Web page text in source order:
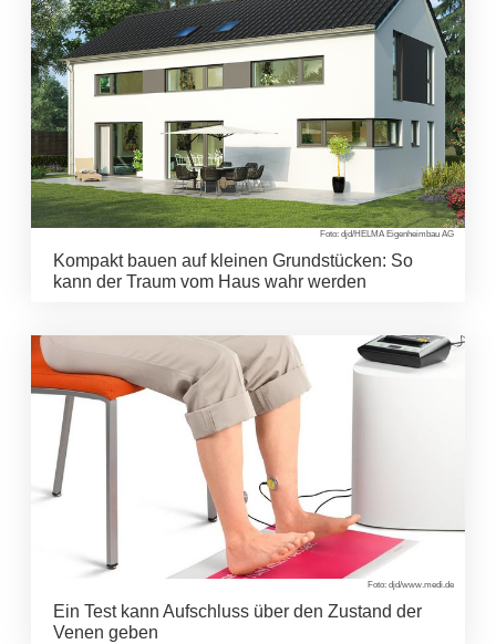
Foto: djd/HELMA Eigenheimbau AG
Kompakt bauen auf kleinen Grundstücken: So
kann der Traum vom Haus wahr werden
Foto: djd/www.medi.de
Ein Test kann Aufschluss über den Zustand der
Venen geben